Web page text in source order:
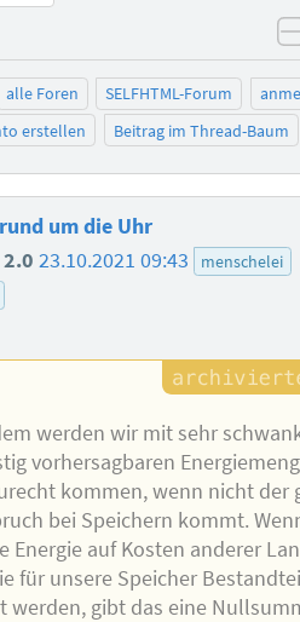
alle Foren SELFHTML-Forum
erstellen
Beitrag im Thread-Baum
um die Uhr
23.10.2021 09:43
menschelei
werden wir mit sehr
vorhersagbaren
kommen, wenn nicht der
bei Speichern kommt.
Energie auf Kosten anderer
für unsere Speicher
werden, gibt das eine